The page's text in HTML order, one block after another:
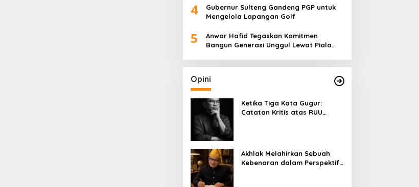
4
Gubernur Sulteng Gandeng PGP untuk
Mengelola Lapangan Golf
5
Anwar Hafid Tegaskan Komitmen
Bangun Generasi Unggul Lewat Piala
Opini
Ketika Tiga Kata Gugur:
Catatan Kritis atas RUU
Akhlak Melahirkan Sebuah
Kebenaran dalam Perspektif